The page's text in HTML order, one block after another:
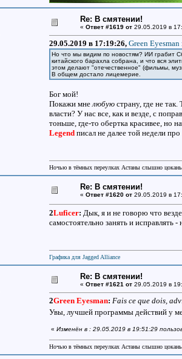
Re: В смятении!
« Ответ #1619 от29.05.2019 в
29.05.2019 в 17:19:26, Green Eyesman
Но что мы видим по новостям? ИИ грабит
китайского барахла собрана, и что вся
этом делают "отечественное" (фильмы,
В общем достало лицемерие.
Бог мой!
Покажи мнелюбуюстрану, где не
власти? У нас все, как и везде, с
тоньше, где-то обертка красивее, но
Legendписал не далее той недели
Ночью в тёмных переулках Астаны слышно
Re: В смятении!
« Ответ #1620 от29.05.2019 в
2Luficer: Дык, я и не говорю что
самостоятельно занять и исправлять -
Графика для Jagged Alliance
Re: В смятении!
« Ответ #1621 от29.05.2019 в
2Green Eyesman: Fais ce que dois,
Увы, лучшей программы действий у
« Изменён в : 29.05.2019 в 19:51:29
Ночью в тёмных переулках Астаны слышно